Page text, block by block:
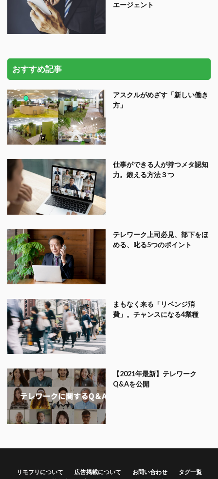
エージェント
おすすめ記事
アスクルがめざす「新しい働き
方」
仕事ができる人が持つメタ認知
力。鍛える方法３つ
テレワーク上司必見、部下をほ
める、叱る5つのポイント
まもなく来る「リベンジ消
費」。チャンスになる4業種
【2021年最新】テレワーク
Q&Aを公開
リモフリについて 広告掲載について お問い合わせ
タグ一覧